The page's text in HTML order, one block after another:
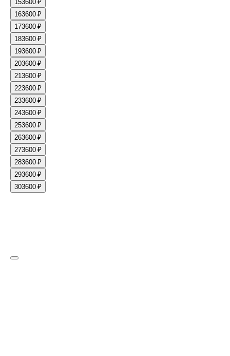
153600 ₽
163600 ₽
173600 ₽
183600 ₽
193600 ₽
203600 ₽
213600 ₽
223600 ₽
233600 ₽
243600 ₽
253600 ₽
263600 ₽
273600 ₽
283600 ₽
293600 ₽
303600 ₽